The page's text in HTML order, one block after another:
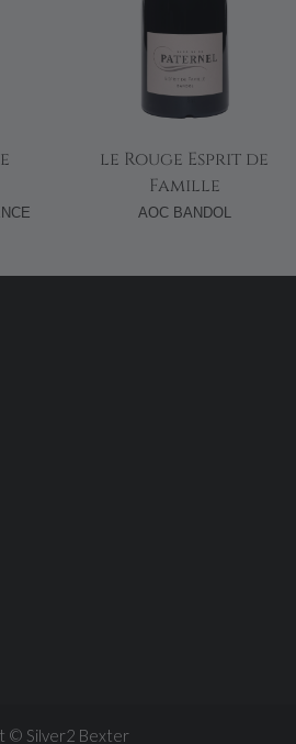
le Rouge Esprit de
Famille
AOC BANDOL
© Silver2 Bexter